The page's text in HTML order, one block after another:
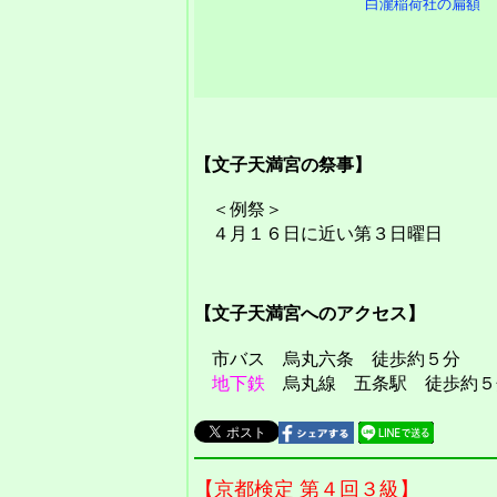
白瀧稲荷社の扁額
【文子天満宮の祭事】
＜例祭＞
４月１６日に近い第３日曜日
【文子天満宮へのアクセス】
市バス 烏丸六条 徒歩約５分
地下鉄 烏丸線 五条駅 徒歩約５
【京都検定 第４回３級】